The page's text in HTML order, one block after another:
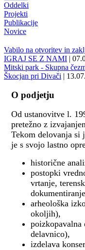
Oddelki
Projekti
Publikacije
Novice
Vabilo na otvoritev in
IGRAJ SE Z NAMI |
Mitski park - Skupna
Škocjan pri Divači |
O podjetju
Od ustanovitve l.
pretežno z
Tekom delovanja si
je s svojo lastno
historične
postopki
vrtanje,
arheološka
okoljih),
poizkopavalna
delavnico),
izdelava